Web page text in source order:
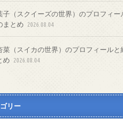
子（スクイーズの世界）のプロフィー
まとめ
2026.08.04
菜（スイカの世界）のプロフィールと
め
2026.08.04
リー